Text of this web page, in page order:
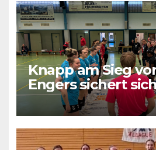
Knapp am Sieg
Engers sichert
Punkt